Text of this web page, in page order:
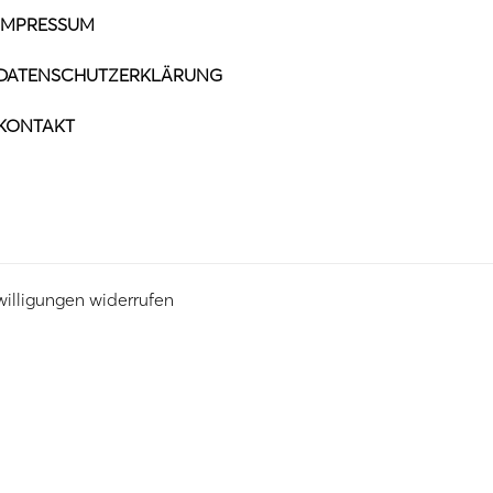
widerrufen